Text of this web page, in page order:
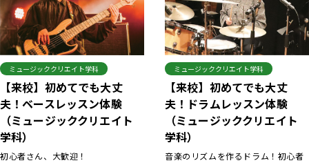
ミュージッククリエイト学科
【来校】初めてでも大丈
夫！ベースレッスン体験
（ミュージッククリエイト
学科）
初心者さん、大歓迎！
ミュージッククリエイト学科
【来校】初めてでも大丈
夫！ドラムレッスン体験
（ミュージッククリエイト
学科）
音楽のリズムを作るドラム！初心者